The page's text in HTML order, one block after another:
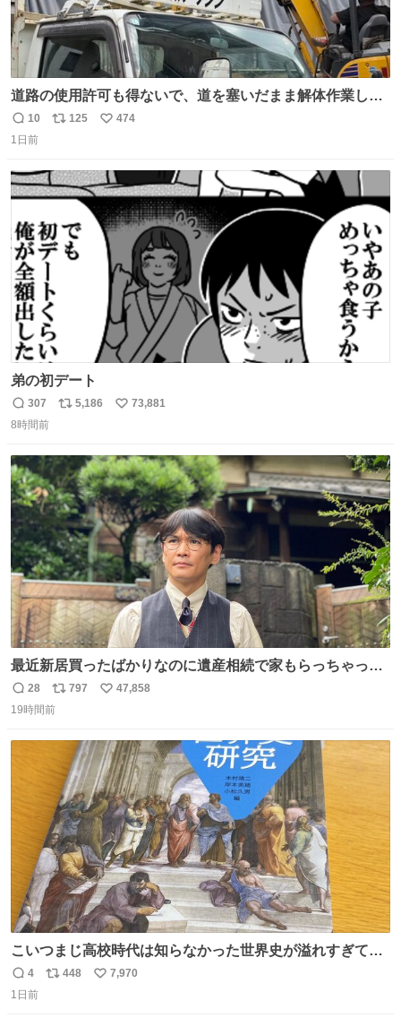
道路の使用許可も得ないで、道を塞いだまま解体作業して
る。 写真を撮ろうとしたら「勝手に写真撮るな馬鹿野郎」
と罵倒されるなど。
返
信
10
リ
ト
数
125
い
数
474
1日前
弟の初デート
返
信
307
リ
ト
数
5,186
い
数
73,881
8時間前
最近新居買ったばかりなのに遺産相続で家もらっちゃった
長男
返
信
28
リ
ポ
数
797
い
数
47,858
19時間前
こいつまじ高校時代は知らなかった世界史が溢れすぎてて
𝑩𝑰𝑮 𝑳𝑶𝑽𝑬＿＿
返
信
4
リ
448
い
7,970
1日前